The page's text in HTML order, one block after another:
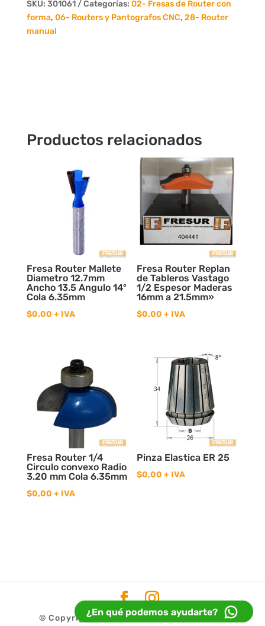
C/Rul
Copiador
R12.70
SKU: 301061 Categorías: 02- Fresas de Router con
forma, 06- Routers y Pantografos CNC, 28- Router
manual
Productos relacionados
Fresa Router Mallete
Diametro 12.7mm
Ancho 13.5 Angulo 14º
Cola 6.35mm
$0,00 + IVA
Fresa Router Replan
de Tableros Vastago
1/2 Espesor Maderas
16mm a 21.5mm»
$0,00 + IVA
Fresa Router 1/4
Circulo convexo Radio
3.20 mm Cola 6.35mm
$0,00 + IVA
Pinza Elastica ER 25
$0,00 + IVA
© Copyright 2020Fresur| DiseñoIdea32
¿En qué podemos ayudarte?